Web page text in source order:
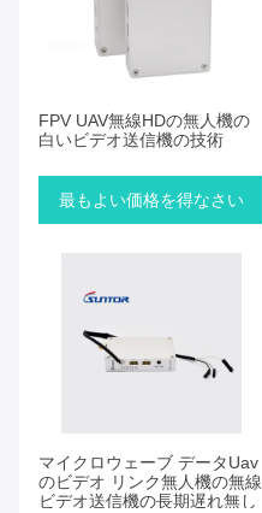
FPV UAV無線HDの無人機の
白いビデオ送信機の技術
最もよい価格を得なさい
マイクロウェーブ データUav
のビデオ リンク無人機の無線
ビデオ送信機の長期遅れ無し